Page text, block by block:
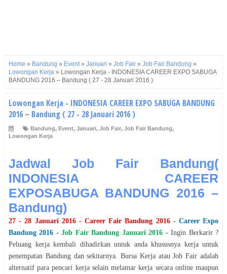
Home » Bandung » Event» Januari » Job Fair » Job Fair Bandung »
Lowongan Kerja » Lowongan Kerja - INDONESIA CAREER EXPO SABUGA
BANDUNG 2016 – Bandung ( 27 - 28 Januari 2016 )
Lowongan Kerja - INDONESIA CAREER EXPO SABUGA BANDUNG
2016 – Bandung ( 27 - 28 Januari 2016 )
Bandung, Event, Januari, Job Fair, Job Fair Bandung,
Lowongan Kerja
Jadwal Job Fair Bandung(
INDONESIA CAREER
EXPOSABUGA BANDUNG 2016 –
Bandung)
27 - 28 Januari 2016- Career FairBandung 2016- Career Expo
Bandung 2016 -Job FairBandung Januari 2016 - Ingin Berkarir ?
Peluang kerja kembali dihadirkan untuk anda khususnya kerja untuk
penempatan Bandungdan sekitarnya. Bursa Kerja atau Job Fair adalah
alternatif para pencari kerja selain melamar kerja secara online maupun